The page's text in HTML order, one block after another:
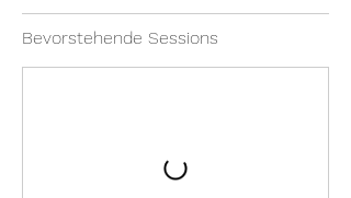
Bevorstehende Sessions